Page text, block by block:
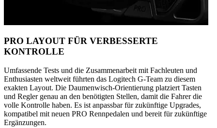
PRO LAYOUT FÜR VERBESSERTE
KONTROLLE
Umfassende Tests und die Zusammenarbeit mit Fachleuten und
Enthusiasten weltweit führten das Logitech G-Team zu diesem
exakten Layout. Die Daumenwisch-Orientierung platziert Tasten
und Regler genau an den benötigten Stellen, damit die Fahrer die
volle Kontrolle haben. Es ist anpassbar für zukünftige Upgrades,
kompatibel mit neuen PRO Rennpedalen und bereit für zukünftige
Ergänzungen.